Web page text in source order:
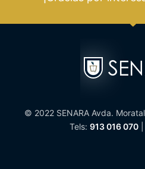
© 2022 SENARA Avda.
Tels: 913 016 070|